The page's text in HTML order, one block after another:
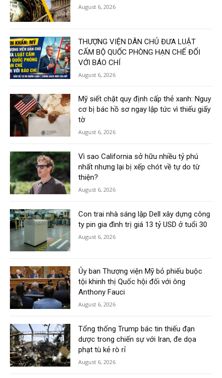
August 6, 2026
THƯỢNG VIỆN DÂN CHỦ ĐƯA LUẬT
CẤM BỘ QUỐC PHÒNG HẠN CHẾ ĐỐI
VỚI BÁO CHÍ
August 6, 2026
Mỹ siết chặt quy định cấp thẻ xanh: Nguy
cơ bị bác hồ sơ ngay lập tức vì thiếu giấy
tờ
August 6, 2026
Vì sao California sở hữu nhiều tỷ phú
nhất nhưng lại bị xếp chót về tự do từ
thiện?
August 6, 2026
Con trai nhà sáng lập Dell xây dựng công
ty pin gia đình trị giá 13 tỷ USD ở tuổi 30
August 6, 2026
Ủy ban Thượng viện Mỹ bỏ phiếu buộc
tội khinh thị Quốc hội đối với ông
Anthony Fauci
August 6, 2026
Tổng thống Trump bác tin thiếu đạn
dược trong chiến sự với Iran, đe dọa
phạt tù kẻ rò rỉ
August 6, 2026